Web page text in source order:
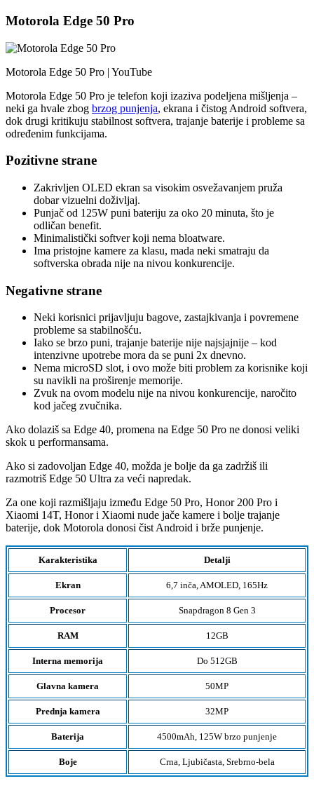
Motorola Edge 50 Pro
Motorola Edge 50 Pro | YouTube
Motorola Edge 50 Pro je telefon koji izaziva podeljena mišljenja –
neki ga hvale zbog brzog punjenja, ekrana i čistog Android softvera,
dok drugi kritikuju stabilnost softvera, trajanje baterije i probleme sa
određenim funkcijama.
Pozitivne strane
Zakrivljen OLED ekran sa visokim osvežavanjem pruža
dobar vizuelni doživljaj.
Punjač od 125W puni bateriju za oko 20 minuta, što je
odličan benefit.
Minimalistički softver koji nema bloatware.
Ima pristojne kamere za klasu, mada neki smatraju da
softverska obrada nije na nivou konkurencije.
Negativne strane
Neki korisnici prijavljuju bagove, zastajkivanja i povremene
probleme sa stabilnošću.
Iako se brzo puni, trajanje baterije nije najsjajnije – kod
intenzivne upotrebe mora da se puni 2x dnevno.
Nema microSD slot, i ovo može biti problem za korisnike koji
su navikli na proširenje memorije.
Zvuk na ovom modelu nije na nivou konkurencije, naročito
kod jačeg zvučnika.
Ako dolaziš sa Edge 40, promena na Edge 50 Pro ne donosi veliki
skok u performansama.
Ako si zadovoljan Edge 40, možda je bolje da ga zadržiš ili
razmotriš Edge 50 Ultra za veći napredak.
Za one koji razmišljaju između Edge 50 Pro, Honor 200 Pro i
Xiaomi 14T, Honor i Xiaomi nude jače kamere i bolje trajanje
baterije, dok Motorola donosi čist Android i brže punjenje.
Karakteristika Detalji
Ekran 6,7 inča, AMOLED, 165Hz
Procesor Snapdragon 8 Gen 3
RAM 12GB
Interna memorija Do 512GB
Glavna kamera 50MP
Prednja kamera 32MP
Baterija 4500mAh, 125W brzo punjenje
Boje Crna, Ljubičasta, Srebrno-bela